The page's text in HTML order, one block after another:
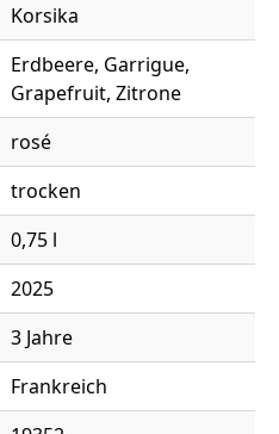
Korsika
Erdbeere, Garrigue,
Grapefruit, Zitrone
rosé
trocken
0,75 l
2025
3 Jahre
Frankreich